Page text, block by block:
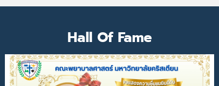
Hall Of Fame